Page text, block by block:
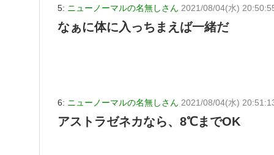
5: ニューノーマルの名無しさん 2021/08/04(水)
なぁに体に入っちまえば一緒だ
6: ニューノーマルの名無しさん 2021/08/04(水)
アストラゼネカなら、8℃までOK